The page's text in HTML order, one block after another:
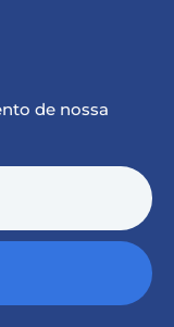
de nossa